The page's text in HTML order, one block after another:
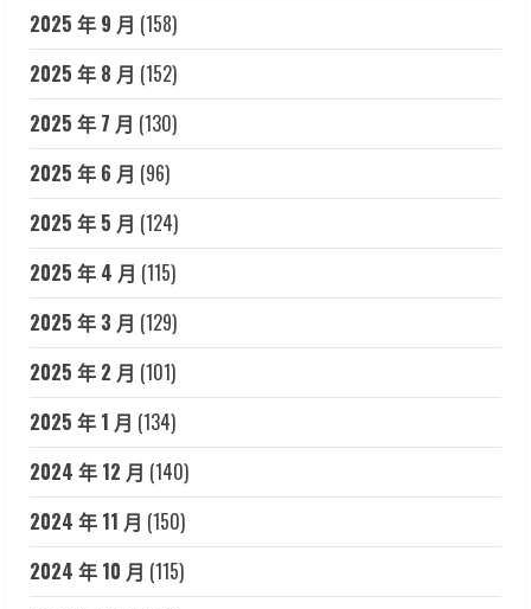
2025 年 9 月 (158)
2025 年 8 月 (152)
2025 年 7 月 (130)
2025 年 6 月 (96)
2025 年 5 月 (124)
2025 年 4 月 (115)
2025 年 3 月 (129)
2025 年 2 月 (101)
2025 年 1 月 (134)
2024 年 12 月 (140)
2024 年 11 月 (150)
2024 年 10 月 (115)